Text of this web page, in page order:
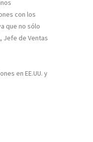
con los
que no sólo
Jefe de Ventas
en EE.UU. y